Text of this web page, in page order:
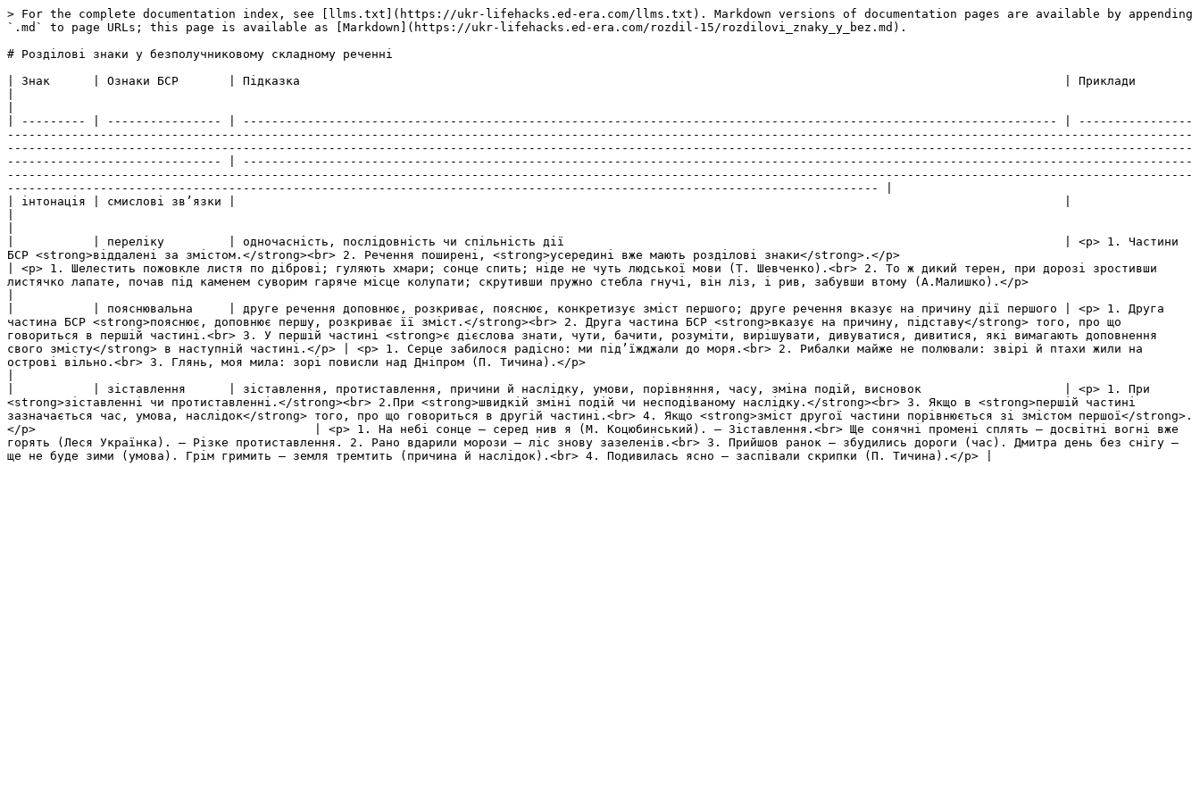
> For the complete documentation index, see [llms.txt](https://ukr-lifehacks.ed-era.com/llms.txt). Markdown versions of documentation pages are available by appending
`.md` to page URLs; this page is available as [Markdown](https://ukr-lifehacks.ed-era.com/rozdil-15/rozdilovi_znaky_y_bez.md).
# Розділові знаки у безполучниковому складному реченні
| Знак      | Ознаки БСР       | Підказка                                                                                                           | Приклади
| --------- | ---------------- | ------------------------------------------------------------------------------------------------------------------ | ----------------
----------------------------------------------------------------------------------------------------------------------------------------------------------------------
----------------------------------------------------------------------------------------------------------------------------------------------------------------------
------------------------------ | -------------------------------------------------------------------------------------------------------------------------------------
----------------------------------------------------------------------------------------------------------------------------------------------------------------------
-------------------------------------------------------------------------------------------------------------------------- |
| інтонація | смислові зв’язки |                                                                                                                    |
|           | переліку         | одночасність, послідовність чи спільність дії                                                                      | <p> 1. Частини
БСР <strong>віддалені за змістом.</strong><br> 2. Речення поширені, <strong>усередині вже мають розділові знаки</strong>.</p>
| <p> 1. Шелестить пожовкле листя по діброві; гуляють хмари; сонце спить; ніде не чуть людської мови (Т. Шевченко).<br> 2. То ж дикий терен, при дорозі зростивши
листячко лапате, почав під каменем суворим гаряче місце колупати; скрутивши пружно стебла гнучі, він ліз, і рив, забувши втому (А.Малишко).</p>
|           | пояснювальна     | друге речення доповнює, розкриває, пояснює, конкретизує зміст першого; друге речення вказує на причину дії першого | <p> 1. Друга
частина БСР <strong>пояснює, доповнює першу, розкриває її зміст.</strong><br> 2. Друга частина БСР <strong>вказує на причину, підставу</strong> того, про що
говориться в першій частині.<br> 3. У першій частині <strong>є дієслова знати, чути, бачити, розуміти, вирішувати, дивуватися, дивитися, які вимагають доповнення
свого змісту</strong> в наступній частині.</p> | <p> 1. Серце забилося радісно: ми під’їжджали до моря.<br> 2. Рибалки майже не полювали: звірі й птахи жили на
острові вільно.<br> 3. Глянь, моя мила: зорі повисли над Дніпром (П. Тичина).</p>
|           | зіставлення      | зіставлення, протиставлення, причини й наслідку, умови, порівняння, часу, зміна подій, висновок                    | <p> 1. При
<strong>зіставленні чи протиставленні.</strong><br> 2.При <strong>швидкій зміні подій чи несподіваному наслідку.</strong><br> 3. Якщо в <strong>першій частині
зазначається час, умова, наслідок</strong> того, про що говориться в другій частині.<br> 4. Якщо <strong>зміст другої частини порівнюється зі змістом першої</strong>.
</p>                                       | <p> 1. На небі сонце – серед нив я (М. Коцюбинський). – Зіставлення.<br> Ще сонячні промені сплять – досвітні вогні вже
горять (Леся Українка). – Різке протиставлення. 2. Рано вдарили морози – ліс знову зазеленів.<br> 3. Прийшов ранок – збудились дороги (час). Дмитра день без снігу –